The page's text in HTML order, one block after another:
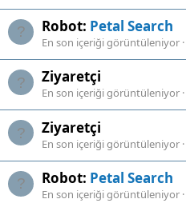
Robot: Petal Search
En son içeriği görüntüleniyor
Ziyaretçi
En son içeriği görüntüleniyor
Ziyaretçi
En son içeriği görüntüleniyor
Robot: Petal Search
En son içeriği görüntüleniyor